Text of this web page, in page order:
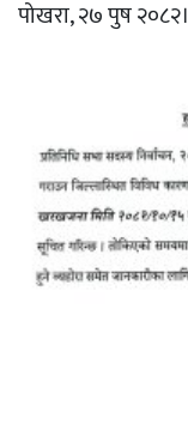
पोखरा, २७ पुष २०८२।